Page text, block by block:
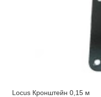
Locus Кронштейн 0,15 м